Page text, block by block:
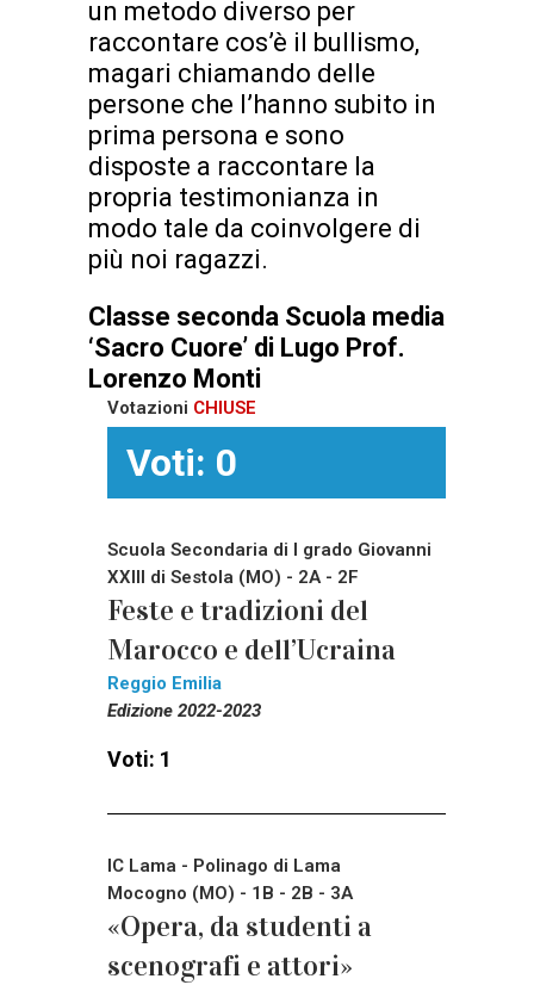
un metodo diverso per
raccontare cos’è il bullismo,
magari chiamando delle
persone che l’hanno subito in
prima persona e sono
disposte a raccontare la
propria testimonianza in
modo tale da coinvolgere di
più noi ragazzi.
Classe seconda Scuola media
‘Sacro Cuore’ di Lugo Prof.
Lorenzo Monti
Votazioni CHIUSE
Voti: 0
Scuola Secondaria di I grado Giovanni
XXIII di Sestola (MO) - 2A - 2F
Feste e tradizioni del
Marocco e dell’Ucraina
Reggio Emilia
Edizione 2022-2023
Voti: 1
IC Lama - Polinago di Lama
Mocogno (MO) - 1B - 2B - 3A
«Opera, da studenti a
scenografi e attori»